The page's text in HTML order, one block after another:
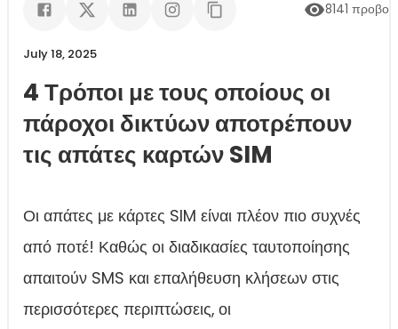
8141
July 18, 2025
4 Τρόποι με τους οποίους οι
πάροχοι δικτύων αποτρέπουν
τις απάτες καρτών SIM
Οι απάτες με κάρτες SIM είναι πλέον πιο συχνές
από ποτέ! Καθώς οι διαδικασίες ταυτοποίησης
απαιτούν SMS και επαλήθευση κλήσεων στις
περισσότερες περιπτώσεις, οι